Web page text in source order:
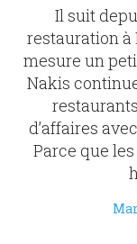
Il suit
restauration à
mesure un
Nakis
d’affaires
Parce que